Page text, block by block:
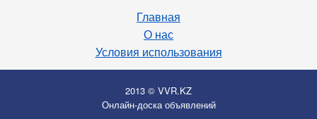
Главная
О нас
Условия использования
2013 © VVR.KZ
Онлайн-доска объявлений